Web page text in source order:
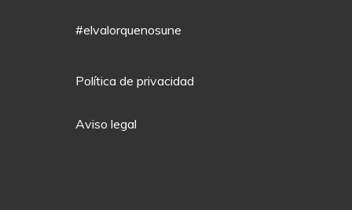
#elvalorquenosune
Política de privacidad
Aviso legal